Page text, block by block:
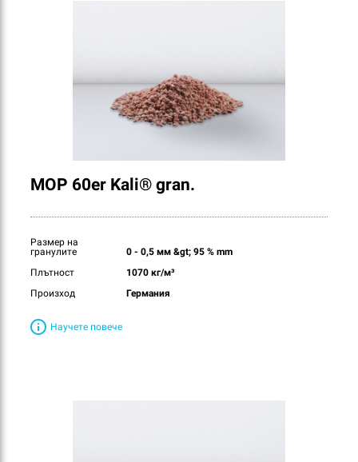
MOP 60er Kali® gran.
Размер на
гранулите
0 - 0,5 мм &gt; 95 % mm
Плътност
1070 кг/м³
Произход
Германия
Научете повече